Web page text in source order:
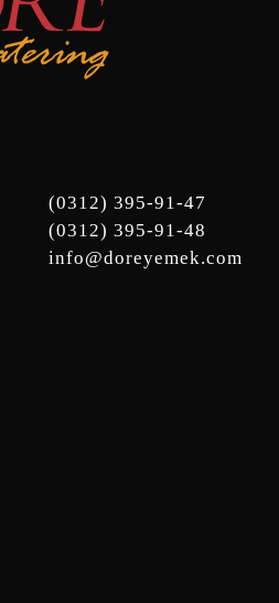
(0312) 395-91-47
(0312) 395-91-48
info@doreyemek.com